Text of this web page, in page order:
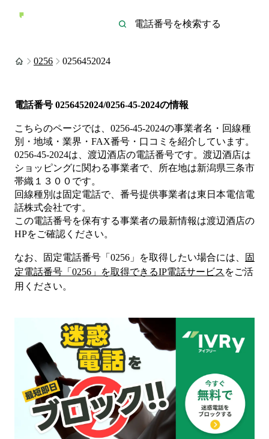
0256 0256452024
電話番号 0256452024/0256-45-2024の情報
こちらのページでは、 0256-45-2024の事業者名・回線種
別・地域・業界・FAX番号・口コミを紹介しています。
0256-45-2024は、 渡辺酒店の電話番号です。 渡辺酒店は
ショッピングに関わる事業者で、所在地は新潟県三条市
帯織１３００ です。
回線種別は固定電話で、番号提供事業者は東日本電信電
話株式会社です。
この電話番号を保有する事業者の最新情報は渡辺酒店の
HPをご確認ください。
なお、固定電話番号「 0256 」を取得したい場合には、
固
定電話番号「 0256 」を取得できるIP電話サービス をご活
用ください。